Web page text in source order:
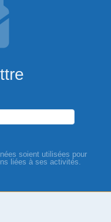
soient utilisées pour
liées à ses activités.